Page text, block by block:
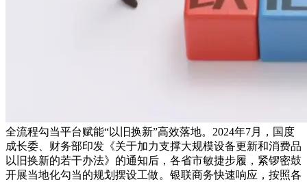
全流程勾当平台赋能“以旧换新”高效落地。2024年7月，国度
成长委、财务部印发《关于加力支撑大规模设备更新和消费品
以旧换新的若干办法》的通知后，各省市敏捷步履，紧锣密鼓
开展当地化勾当的规划摆设工做。银联商务快速响应，按照各